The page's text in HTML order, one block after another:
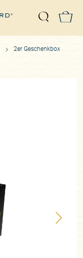
Suche
2er Geschenkbox